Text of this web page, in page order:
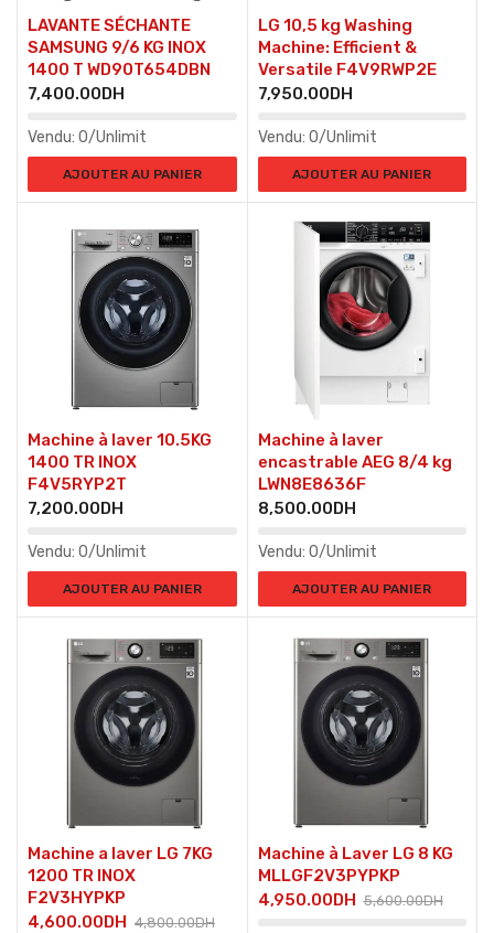
LAVANTE SÉCHANTE
SAMSUNG 9/6 KG INOX
1400 T WD90T654DBN
7,400.00DH
Vendu: 0/Unlimit
AJOUTER AU PANIER
LG 10,5 kg Washing
Machine: Efficient &
Versatile F4V9RWP2E
7,950.00DH
Vendu: 0/Unlimit
AJOUTER AU PANIER
Machine à laver 10.5KG
1400 TR INOX
F4V5RYP2T
7,200.00DH
Vendu: 0/Unlimit
AJOUTER AU PANIER
Machine à laver
encastrable AEG 8/4 kg
LWN8E8636F
8,500.00DH
Vendu: 0/Unlimit
AJOUTER AU PANIER
Machine a laver LG 7KG
1200 TR INOX
F2V3HYPKP
4,800.00DH
4,600.00DH
Machine à Laver LG 8 KG
MLLGF2V3PYPKP
5,600.00DH
4,950.00DH